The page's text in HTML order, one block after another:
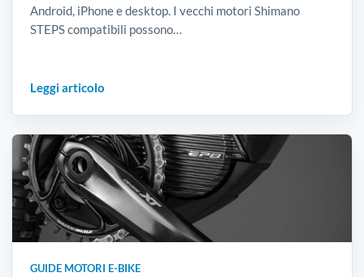
Android, iPhone e desktop. I vecchi motori Shimano
STEPS compatibili possono…
Leggi articolo
GUIDE MOTORI E-BIKE